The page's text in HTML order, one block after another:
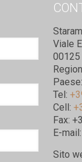
Viale
00125
Tel:
Cell:
Fax:
E-mail:
Sito